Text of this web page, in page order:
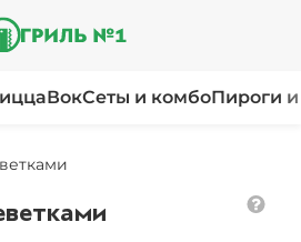
ВокСеты и комбоПироги